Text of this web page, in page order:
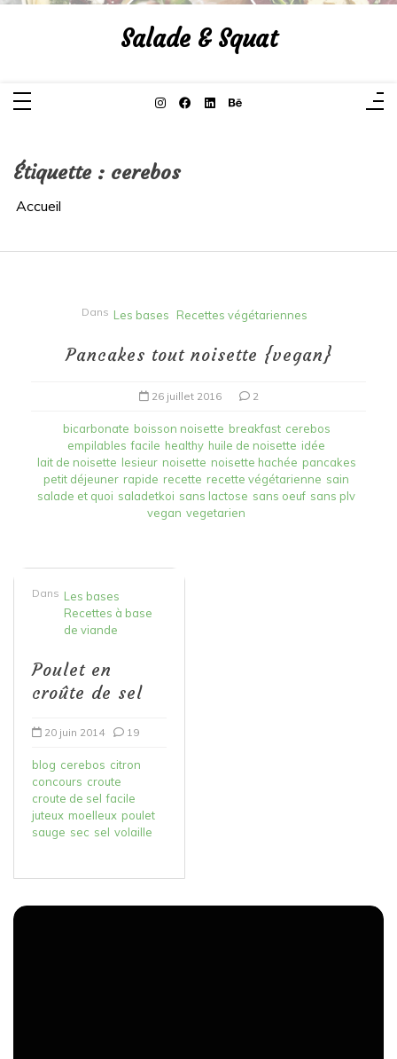
Aller
Salade & Squat
Étiquette : cerebos
Accueil
Dans Les bases Recettes végétariennes
Pancakes tout noisette {vegan}
26 juillet 2016 2
bicarbonate boisson noisette breakfast cerebos
empilables facile healthy huile de noisette idée
lait de noisette lesieur noisette noisette hachée pancakes
petit déjeuner rapide recette recette végétarienne sain
salade et quoi saladetkoi sans lactose sans oeuf sans plv
vegan vegetarien
Dans Les bases
Recettes à base
de viande
Poulet en
croûte de sel
20 juin 2014 19
blog cerebos citron
concours croute
croute de sel facile
juteux moelleux poulet
sauge sec sel volaille